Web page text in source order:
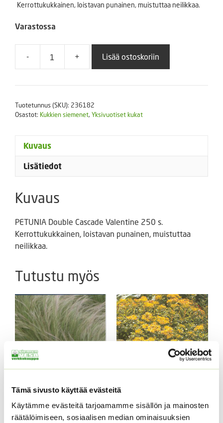
Tämä sivusto käyttää evästeitä
Käytämme evästeitä tarjoamamme sisällön ja mainosten
räätälöimiseen, sosiaalisen median ominaisuuksien
Kerrottukukkainen, loistavan punainen, muistuttaa neilikkaa.
Varastossa
-
PETUNIA
Cascade
250
+ Lisää ostoskoriin
Tuotetunnus (SKU): 236182
Osastot: Kukkien siemenet, Yksivuotiset kukat
Kuvaus
Lisätiedot
Kuvaus
PETUNIA Double Cascade Valentine 250 s.
Kerrottukukkainen, loistavan punainen, muistuttaa
neilikkaa.
Tutustu myös
Pony Tails
Sedum selskianum
Spirit